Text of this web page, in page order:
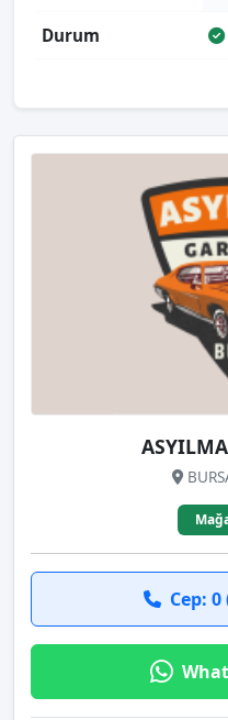
Durum
Cep: